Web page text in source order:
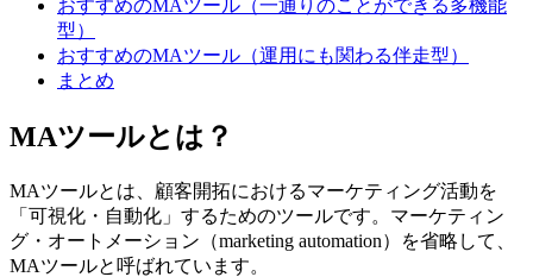
おすすめのMAツール（一通りのことができる多機能
型）
おすすめのMAツール（運用にも関わる伴走型）
まとめ
MAツールとは？
MAツールとは、顧客開拓におけるマーケティング活動を
「可視化・自動化」するためのツールです。マーケティン
グ・オートメーション（marketing automation）を省略して、
MAツールと呼ばれています。